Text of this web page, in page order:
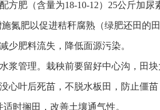
方肥（含量为18-10-12）25公斤加
施氮肥以促进秸秆腐熟（绿肥还田的
少肥料流失，降低面源污染。
水浆管理。栽秧前要留好中心沟，田
心叶后死苗，不脱水板田，防止僵
时搁田，改善土壤通气性。